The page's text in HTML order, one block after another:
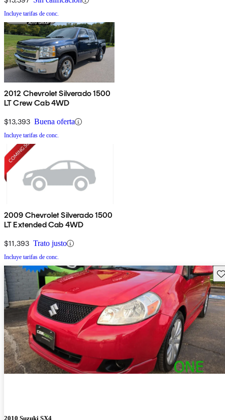
Incluye tarifas de conc.
2012 Chevrolet Silverado 1500
LT Crew Cab 4WD
$13,393 Buena oferta
Incluye tarifas de conc.
2009 Chevrolet Silverado 1500
LT Extended Cab 4WD
$11,393 Trato justo
Incluye tarifas de conc.
2010 Suzuki SX4